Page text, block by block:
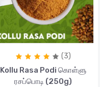
(3)
Kollu Rasa Podi கொள்ளு
ரசப்பொடி (250g)